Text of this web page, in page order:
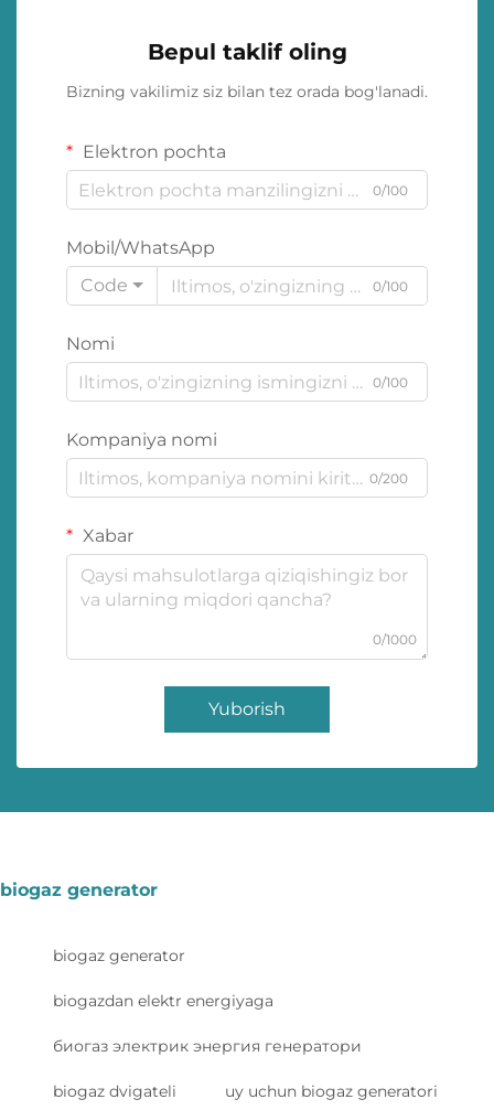
Bepul taklif oling
Bizning vakilimiz siz bilan tez orada bog'lanadi.
Elektron pochta
0/100
Mobil/WhatsApp
Code
0/100
Nomi
0/100
Kompaniya nomi
0/200
Xabar
0/1000
Yuborish
biogaz generator
biogaz generator
biogazdan elektr energiyaga
биогаз электрик энергия генератори
biogaz dvigateli uy uchun biogaz generatori